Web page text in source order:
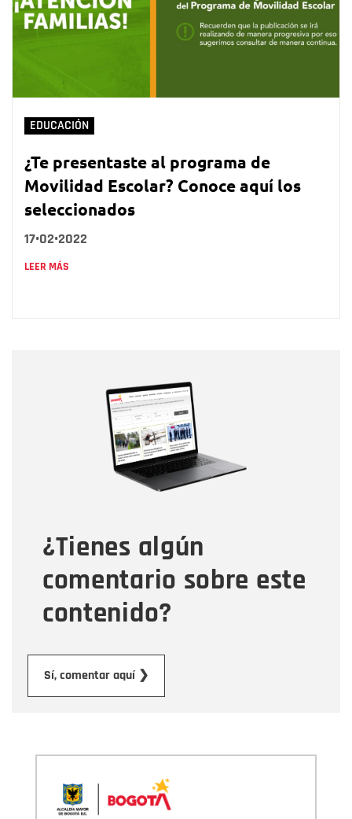
EDUCACIÓN
¿Te presentaste al programa de
Movilidad Escolar? Conoce aquí los
seleccionados
17•02•2022
LEER MÁS
¿Tienes algún
comentario sobre este
contenido?
Sí, comentar aquí ❯
Correo electrónico
Tipo de comentario
Mensaje